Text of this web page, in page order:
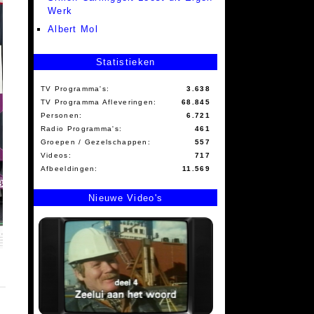
Werk
Albert Mol
Statistieken
TV Programma's:
3.638
TV Programma Afleveringen:
68.845
Personen:
6.721
Radio Programma's:
461
Groepen / Gezelschappen:
557
Videos:
717
Afbeeldingen:
11.569
Nieuwe Video's